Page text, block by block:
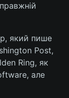
який пише
Post,
Ring, як
але